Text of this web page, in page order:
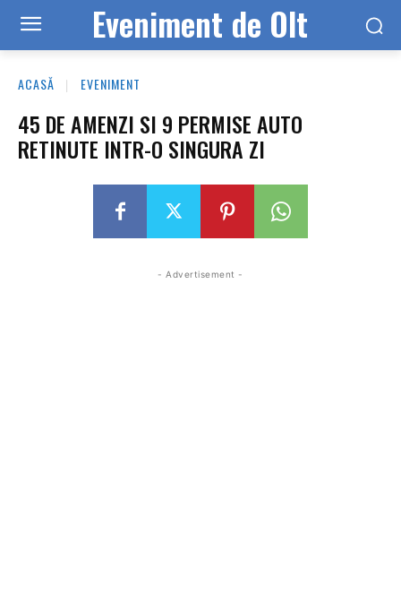
Eveniment de Olt
ACASĂ EVENIMENT
45 DE AMENZI SI 9 PERMISE AUTO
RETINUTE INTR-O SINGURA ZI
- Advertisement -